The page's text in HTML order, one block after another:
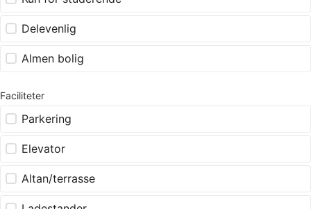
Delevenlig
Almen bolig
Faciliteter
Parkering
Elevator
Altan/terrasse